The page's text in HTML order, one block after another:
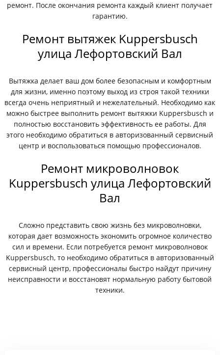
ремонт. После окончания ремонта каждый клиент получает
гарантию.
Ремонт вытяжек Kuppersbusch
улица Лефортовский Вал
Вытяжка делает ваш дом более безопасным и комфортным
для жизни, именно поэтому выход из строя такой техники
всегда очень неприятный и нежелательный. Необходимо как
можно быстрее выполнить ремонт вытяжки Kuppersbusch и
полностью восстановить эффективность ее работы. Для
этого необходимо обратиться в авторизованный сервисный
центр и воспользоваться помощью профессионалов.
Ремонт микроволновок
Kuppersbusch улица Лефортовский
Вал
Сложно представить свою жизнь без микроволновки,
которая дает возможность экономить огромное количество
сил и времени. Если потребуется ремонт микроволновок
Kuppersbusch, то необходимо обратиться в авторизованный
сервисный центр, профессионалы быстро найдут причину
неисправности и восстановят нормальную работу бытовой
техники.